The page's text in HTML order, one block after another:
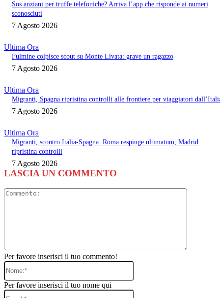
Sos anziani per truffe telefoniche? Arriva l’app che risponde ai numeri
sconosciuti
7 Agosto 2026
Ultima Ora
Fulmine colpisce scout su Monte Livata: grave un ragazzo
7 Agosto 2026
Ultima Ora
Migranti, Spagna ripristina controlli alle frontiere per viaggiatori
7 Agosto 2026
Ultima Ora
Migranti, scontro Italia-Spagna. Roma respinge ultimatum, Madrid
ripristina controlli
7 Agosto 2026
LASCIA UN COMMENTO
Per favore inserisci il tuo commento!
Nome:*
Per favore inserisci il tuo nome qui
Email:*